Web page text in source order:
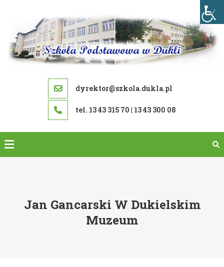
content
dyrektor@szkola.dukla.pl
tel. 13 43 315 70 | 13 43 300 08
Jan Gancarski W Dukielskim
Muzeum